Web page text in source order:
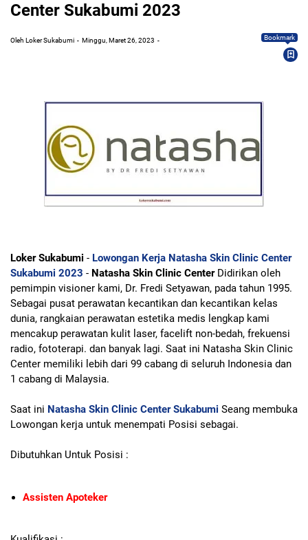
Center Sukabumi 2023
Oleh Loker Sukabumi Minggu, Maret 26, 2023 Bookmark
Loker Sukabumi - Lowongan Kerja Natasha Skin Clinic Center
Sukabumi 2023 - Natasha Skin Clinic Center Didirikan oleh
pemimpin visioner kami, Dr. Fredi Setyawan, pada tahun 1995.
Sebagai pusat perawatan kecantikan dan kecantikan kelas
dunia, rangkaian perawatan estetika medis lengkap kami
mencakup perawatan kulit laser, facelift non-bedah, frekuensi
radio, fototerapi. dan banyak lagi. Saat ini Natasha Skin Clinic
Center memiliki lebih dari 99 cabang di seluruh Indonesia dan
1 cabang di Malaysia.
Saat ini Natasha Skin Clinic Center Sukabumi Seang membuka
Lowongan kerja untuk menempati Posisi sebagai.
Dibutuhkan Untuk Posisi :
Assisten Apoteker